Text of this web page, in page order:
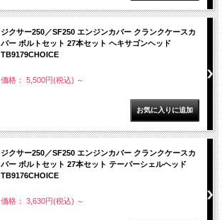
ジクサー250／SF250 エンジンカバー クランクケースカ
バー ボルトセット 27本セット ヘキサゴンヘッド
TB9179CHOICE
価格： 5,500円(税込) ～
ジクサー250／SF250 エンジンカバー クランクケースカ
バー ボルトセット 27本セット テーパーシェルヘッド
TB9176CHOICE
価格： 3,630円(税込) ～